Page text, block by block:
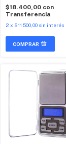
$18.400,00 con
Transferencia
2 x $11.500,00 sin interés